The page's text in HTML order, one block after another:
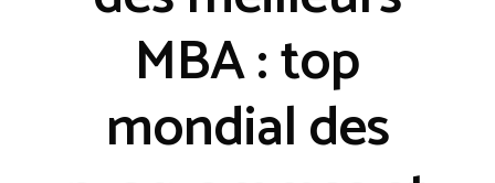
MBA : top
mondial des